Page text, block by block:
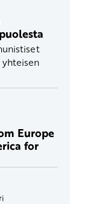
Europe
for